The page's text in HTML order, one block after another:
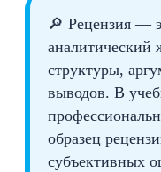
🔎 Рецензия —
структуры,
выводов. В
образец
субъективных